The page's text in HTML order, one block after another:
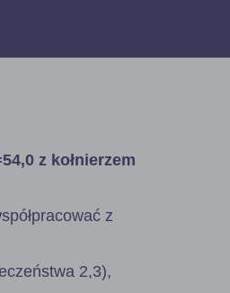
z kołnierzem
z
2,3),